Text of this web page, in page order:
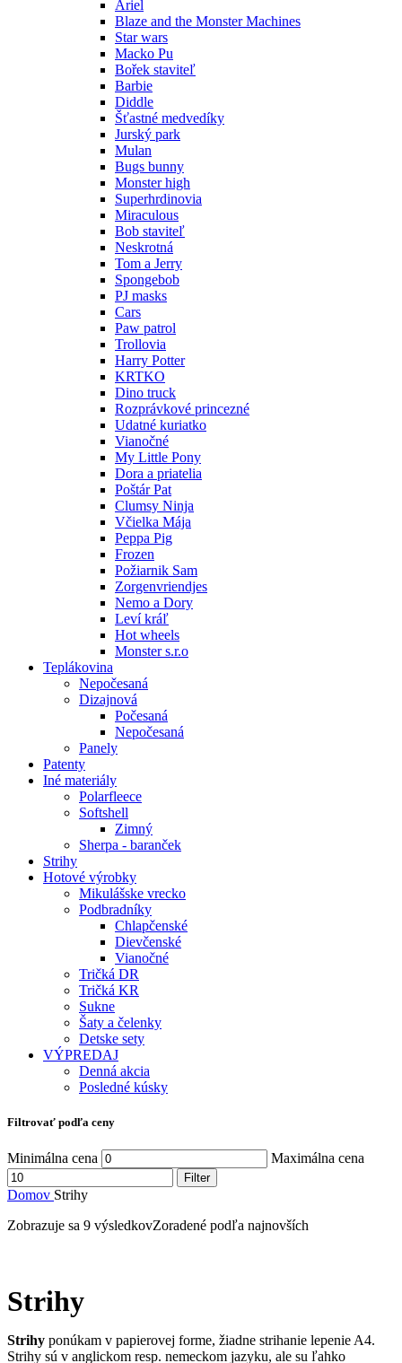
Ariel
Blaze and the Monster Machines
Star wars
Macko Pu
Bořek staviteľ
Barbie
Diddle
Šťastné medvedíky
Jurský park
Mulan
Bugs bunny
Monster high
Superhrdinovia
Miraculous
Bob staviteľ
Neskrotná
Tom a Jerry
Spongebob
PJ masks
Cars
Paw patrol
Trollovia
Harry Potter
KRTKO
Dino truck
Rozprávkové princezné
Udatné kuriatko
Vianočné
My Little Pony
Dora a priatelia
Poštár Pat
Clumsy Ninja
Včielka Mája
Peppa Pig
Frozen
Požiarnik Sam
Zorgenvriendjes
Nemo a Dory
Leví kráľ
Hot wheels
Monster s.r.o
Teplákovina
Nepočesaná
Dizajnová
Počesaná
Nepočesaná
Panely
Patenty
Iné materiály
Polarfleece
Softshell
Zimný
Sherpa - baranček
Strihy
Hotové výrobky
Mikulášske vrecko
Podbradníky
Chlapčenské
Dievčenské
Vianočné
Tričká DR
Tričká KR
Sukne
Šaty a čelenky
Detske sety
VÝPREDAJ
Denná akcia
Posledné kúsky
Filtrovať podľa ceny
Minimálna cena Maximálna cena
Filter
Domov Strihy
Zobrazuje sa 9 výsledkovZoradené podľa najnovších
Strihy
Strihy ponúkam v papierovej forme, žiadne strihanie lepenie A4.
Strihy sú v anglickom resp. nemeckom jazyku, ale su ľahko